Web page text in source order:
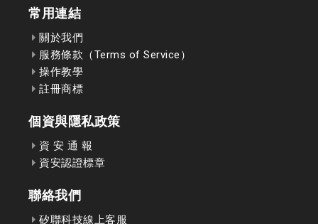
常用連結
關於我們
服務條款（Terms of Service）
操作教學
註冊商標
個資與隱私政策
資 安 通 報
資安認證標章
聯絡我們
矽聯科技線上客服